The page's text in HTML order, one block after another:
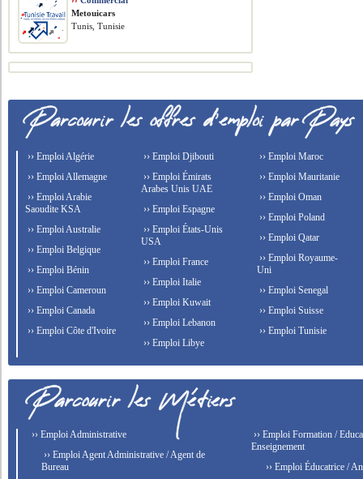
Metouicars
Tunis, Tunisie
›› Emploi Algérie
›› Emploi Allemagne
›› Emploi Arabie
Saoudite KSA
›› Emploi Australie
›› Emploi Belgique
›› Emploi Bénin
›› Emploi Cameroun
›› Emploi Canada
›› Emploi Côte d'Ivoire
›› Emploi Djibouti
›› Emploi Émirats
Arabes Unis UAE
›› Emploi Espagne
›› Emploi États-Unis
USA
›› Emploi France
›› Emploi Italie
›› Emploi Kuwait
›› Emploi Lebanon
›› Emploi Libye
›› Emploi Maroc
›› Emploi Mauritanie
›› Emploi Oman
›› Emploi Poland
›› Emploi Qatar
›› Emploi Royaume-
Uni
›› Emploi Senegal
›› Emploi Suisse
›› Emploi Tunisie
›› Emploi Administrative
›› Emploi Agent Administrative / Agent de
Bureau
›› Emploi Formation /
Enseignement
›› Emploi Éducatrice /